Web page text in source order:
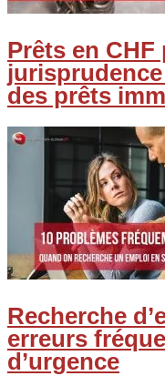
Prêts en
des prêts
Recherche
erreurs
d’urgence